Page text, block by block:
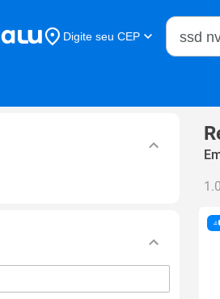
Digite seu CEP
Buscar